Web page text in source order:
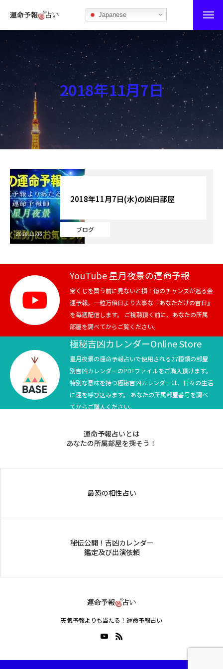
Japanese
運命予報占い
運命予報占いとは
あなたの所属部屋を探そう！
最恐の相性占い
秘伝公開！吉凶カレンダー
記事カテゴリー
ブログ
お知らせ
芸能界
テニス
スポーツ
競馬
テニス四大大会・五輪
テニス四大大会・五輪
2018年11月7日
ブログ
2018年11月7日(水)の凶日部屋
2018.11.06
YouTube 星月夜景の運命予報
宝くじを買う前に見ないと損！億のチャンスが巡る金
運予報。一粒万倍日より大事な『あなただけの吉日』
を毎週配信します。 ご視聴頂く前に、あなたの所属
部屋を調べてからご覧ください。
極秘吉凶カレンダーOnline Store
星月夜景の運命予報占いで使用される27種類の部屋
別吉凶カレンダーのPDFファイルをご購入頂けます。
特別な意味を持つ極秘吉凶カレンダーは、日々の生活
に運を呼び込みます。 あなたの所属部屋番号を調べ
てからご購入ください。
運命予報占いとは
あなたの所属部屋を探そう！
最恐の相性占い
秘伝公開！吉凶カレンダー
鑑定及び出演依頼
天気予報よりも当たる！運命予報占い